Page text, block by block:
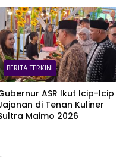
BERITA TERKINI
ASR Ikut Icip-Icip
di Tenan Kuliner
Maimo 2026